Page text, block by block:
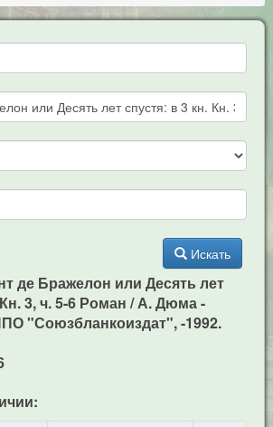
Искать
де Бражелон или Десять лет
3, ч. 5-6 Роман / А. Дюма -
"Союзбланкоиздат", -1992.